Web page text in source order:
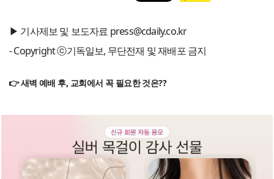
▶ 기사제보 및 보도자료 press@cdaily.co.kr
- Copyright ⓒ기독일보, 무단전재 및 재배포 금지
👉 새벽 예배 후, 교회에서 꼭 필요한 것은??